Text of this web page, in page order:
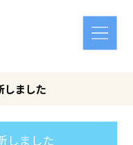
しました
しました